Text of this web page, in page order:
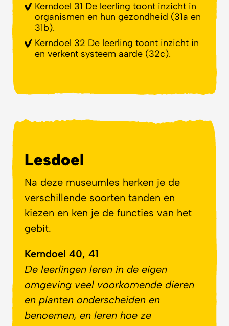
Kerndoel 31 De leerling toont inzicht in
organismen en hun gezondheid (31a en
31b).
Kerndoel 32 De leerling toont inzicht in
en verkent systeem aarde (32c).
Lesdoel
Na deze museumles herken je de
verschillende soorten tanden en
kiezen en ken je de functies van het
gebit.
Kerndoel 40, 41
De leerlingen leren in de eigen
omgeving veel voorkomende dieren
en planten onderscheiden en
benoemen, en leren hoe ze